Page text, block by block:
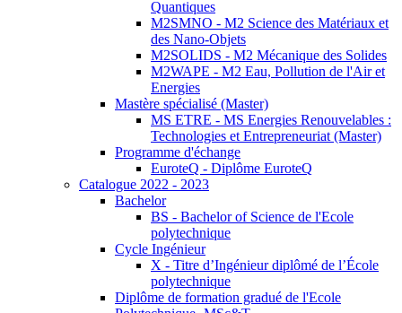
Quantiques
M2SMNO - M2 Science des Matériaux et
des Nano-Objets
M2SOLIDS - M2 Mécanique des Solides
M2WAPE - M2 Eau, Pollution de l'Air et
Energies
Mastère spécialisé (Master)
MS ETRE - MS Energies Renouvelables :
Technologies et Entrepreneuriat (Master)
Programme d'échange
EuroteQ - Diplôme EuroteQ
Catalogue 2022 - 2023
Bachelor
BS - Bachelor of Science de l'Ecole
polytechnique
Cycle Ingénieur
X - Titre d’Ingénieur diplômé de l’École
polytechnique
Diplôme de formation gradué de l'Ecole